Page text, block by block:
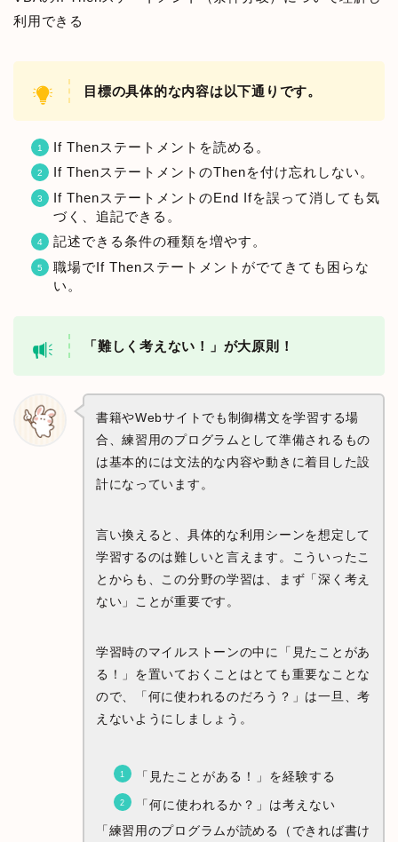
利用できる
目標の具体的な内容は以下通りです。
If Thenステートメントを読める。
If ThenステートメントのThenを付け忘れしない。
If ThenステートメントのEnd Ifを誤って消しても気
づく、追記できる。
記述できる条件の種類を増やす。
職場でIf Thenステートメントがでてきても困らな
い。
「難しく考えない！」が大原則！
書籍やWebサイトでも制御構文を学習する場
合、練習用のプログラムとして準備されるもの
は基本的には文法的な内容や動きに着目した設
計になっています。
言い換えると、具体的な利用シーンを想定して
学習するのは難しいと言えます。こういったこ
とからも、この分野の学習は、まず「深く考え
ない」ことが重要です。
学習時のマイルストーンの中に「見たことがあ
る！」を置いておくことはとても重要なことな
ので、「何に使われるのだろう？」は一旦、考
えないようにしましょう。
「見たことがある！」を経験する
「何に使われるか？」は考えない
「練習用のプログラムが読める（できれば書け